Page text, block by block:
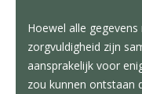
Hoewel alle
zorgvuldigheid zijn
aansprakelijk voor
zou kunnen ontstaan